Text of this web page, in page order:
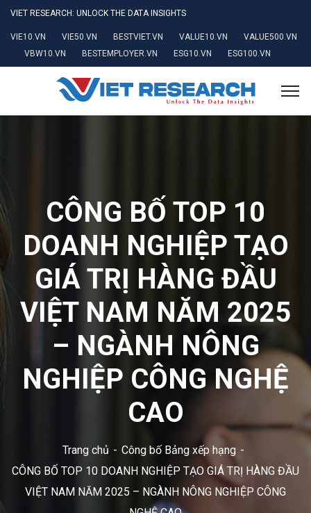
VIET RESEARCH: UNLOCK THE DATA INSIGHTS
VIE10.VN VIE50.VN BESTVIET.VN VALUE10.VN
VALUE500.VN
VBW10.VN
BESTEMPLOYER.VN ESG10.VN ESG100.VN
CÔNG BỐ TOP 10
DOANH NGHIỆP TẠO
GIÁ TRỊ HÀNG ĐẦU
VIỆT NAM NĂM 2025
– NGÀNH NÔNG
NGHIỆP CÔNG NGHỆ
CAO
Trang chủ
Công bố Bảng xếp hạng
CÔNG BỐ TOP 10 DOANH NGHIỆP TẠO GIÁ TRỊ HÀNG ĐẦU
VIỆT NAM NĂM 2025 – NGÀNH NÔNG NGHIỆP CÔNG